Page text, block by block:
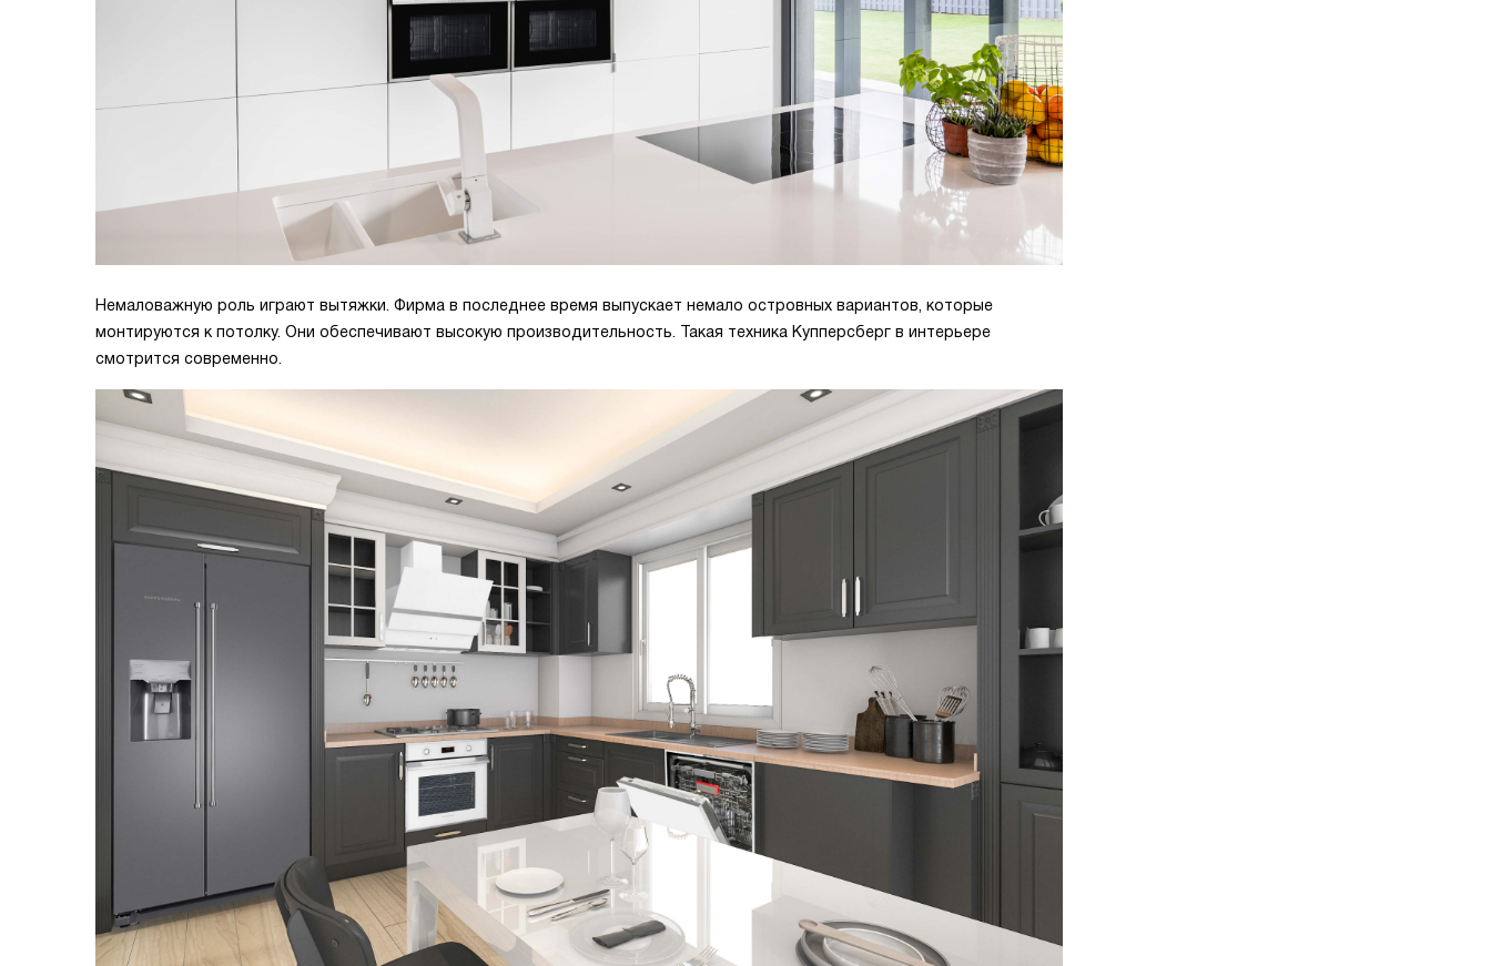
Немаловажную роль играют вытяжки. Фирма в последнее время выпускает немало островных вариантов, которые
монтируются к потолку. Они обеспечивают высокую производительность. Такая техника Купперсберг в интерьере
смотрится современно.